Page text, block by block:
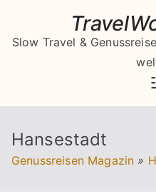
springen
Slow Travel &
Hansestadt
Genussreisen Magazin »